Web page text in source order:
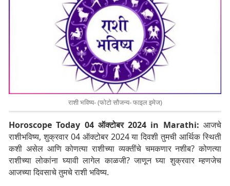
राशी भविष्य- (फोटो सौजन्य- फाइल इमेज)
Horoscope Today 04 ऑक्टोबर 2024 in Marathi: आजचे
राशीभविष्य, शुक्रवार 04 ऑक्टोबर 2024 या दिवशी तुमची आर्थिक स्थिती
कशी असेल आणि कोणत्या राशीच्या व्यक्तींचे चमकणार नशीब? कोणत्या
राशीच्या लोकांना घ्यावी लागेल काळजी? जाणून घ्या शुक्रवार म्हणजेच
आजच्या दिवसाचे तुमचे राशी भविष्य.